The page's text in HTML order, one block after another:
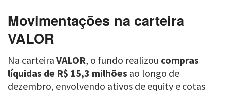
Movimentações na carteira
VALOR
Na carteira VALOR, o fundo realizou compras
líquidas de R$ 15,3 milhões ao longo de
dezembro, envolvendo ativos de equity e cotas